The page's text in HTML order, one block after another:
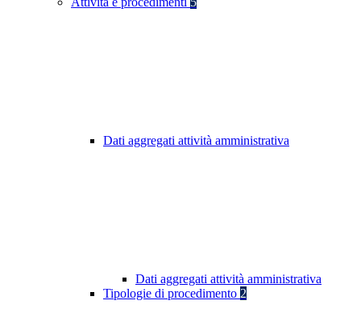
Dati aggregati attività amministrativa
Dati aggregati attività amministrativa
Tipologie di procedimento 2